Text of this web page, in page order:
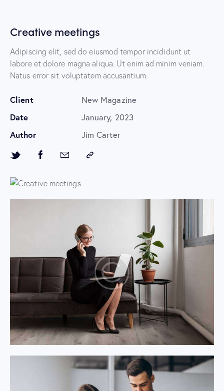
Creative meetings
Adipiscing elit, sed do eiusmod tempor incididunt ut
labore et dolore magna aliqua. Ut enim ad minim veniam.
Natus error sit voluptatem accusantium.
Client
New Magazine
Date
January, 2023
Author
Jim Carter